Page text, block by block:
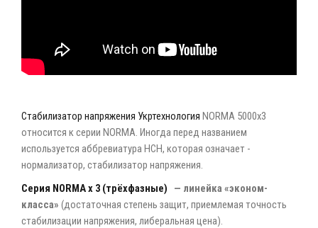
Стабилизатор напряжения Укртехнология NORMA 5000х3
относится к серии NORMA. Иногда перед названием
используется аббревиатура НСН, которая означает -
нормализатор, стабилизатор напряжения.
Серия NORMA х 3 (трёхфазные)
— линейка «эконом-
класса» (достаточная степень защит, приемлемая точность
стабилизации напряжения, либеральная цена).